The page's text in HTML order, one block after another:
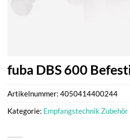
fuba DBS 600
Artikelnummer: 4050414400244
Kategorie: Empfangstechnik Zubehör